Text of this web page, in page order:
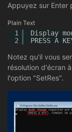
Appuyez sur Enter
Plain Text
1
2
Display
PRESS A
Notez qu'il vous
résolution d'écran
l'option "SetRes".